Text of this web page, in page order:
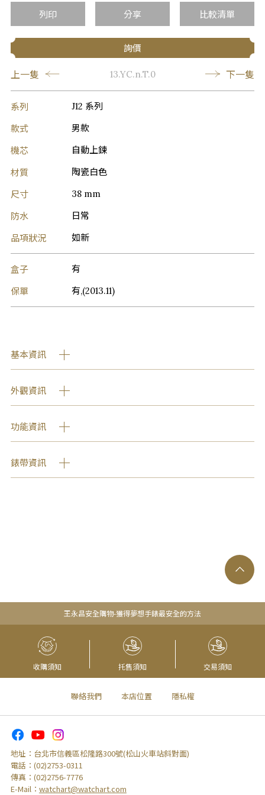
列印 分享 比較清單
詢價
上一隻 13.YC.n.T.0 下一隻
系列 J12 系列
款式 男款
機芯 自動上鍊
材質 陶瓷白色
尺寸 38 mm
防水 日常
品項狀況 如新
盒子 有
保單 有,(2013.11)
基本資訊
外觀資訊
功能資訊
錶帶資訊
王永昌安全購物-獲得夢想手錶最安全的方法
收購須知 托售須知 交易須知
聯絡我們 本店位置 隱私權
地址： 台北市信義區松隆路300號(松山火車站斜對面)
電話： (02)2753-0311
傳真： (02)2756-7776
E-Mail： watchart@watchart.com